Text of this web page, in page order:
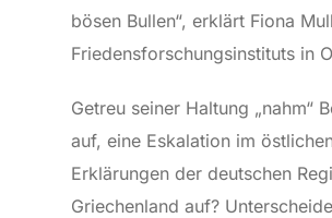
bösen Bullen“, erklärt Fiona
Friedensforschungsinstituts in
Getreu seiner Haltung „nahm“
auf, eine Eskalation im
Erklärungen der deutschen
Griechenland auf?